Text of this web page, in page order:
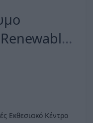
26-28
Εκθεσιακό Κέντρο